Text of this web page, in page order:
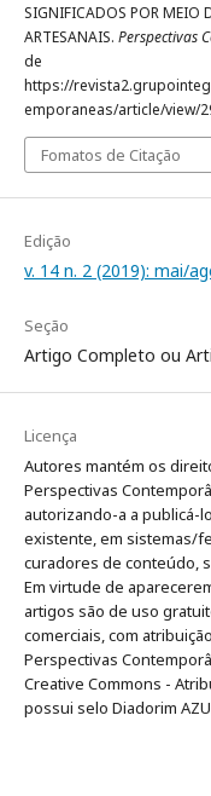
SIGNIFICADOS POR MEIO
ARTESANAIS. Perspectivas
de
https://
emporaneas/article/view/
Fomatos de Citação
Edição
v. 14 n. 2 (2019): mai/
Seção
Artigo Completo ou
Licença
Autores mantém os
Perspectivas
autorizando-a a publicá-
existente, em sistemas/
curadores de conteúdo,
Em virtude de
artigos são de uso
comerciais, com
Perspectivas
Creative Commons -
possui selo Diadorim